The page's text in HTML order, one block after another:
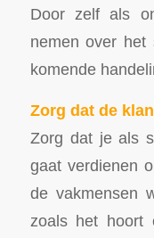
Door zelf als
nemen over het
komende
Zorg dat de
Zorg dat je als
gaat verdienen
de vakmensen
zoals het hoort